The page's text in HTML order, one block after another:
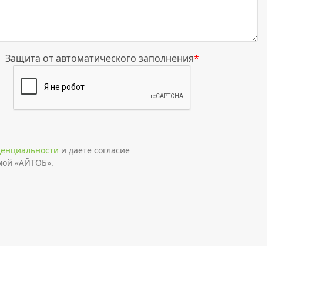
Защита от автоматического заполнения*
и даете согласие
«АЙТОБ».